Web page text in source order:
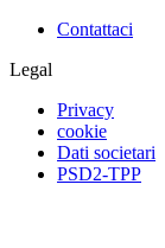
Contattaci
Legal
Privacy
cookie
Dati societari
PSD2-TPP